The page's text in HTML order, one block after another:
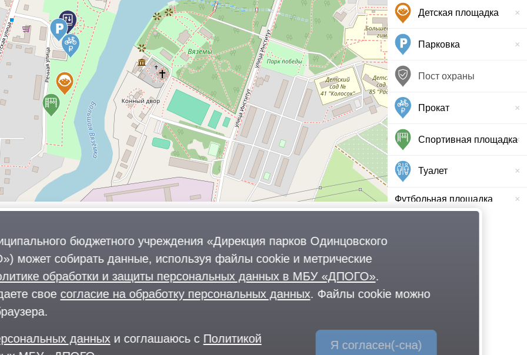
Детская площадка
Парковка
Пост охраны
Прокат
Спортивная площадка
Туалет
Футбольная площадка
бюджетного учреждения «Дирекция парков Одинцовского
может собирать данные, используя файлы cookie и метрические
обработки и защиты персональных данных в МБУ «ДПОГО».
свое согласие на обработку персональных данных. Файлы cookie можно
данныхи соглашаюсь с Политикой
Я согласен(-сна)